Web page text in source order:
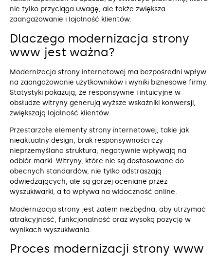
nie tylko przyciąga uwagę, ale także zwiększa
zaangażowanie i lojalność klientów.
Dlaczego modernizacja strony
www jest ważna?
Modernizacja strony internetowej ma bezpośredni wpływ
na zaangażowanie użytkowników i wyniki biznesowe firmy.
Statystyki pokazują, że responsywne i intuicyjne w
obsłudze witryny generują wyższe wskaźniki konwersji,
zwiększają lojalność klientów.
Przestarzałe elementy strony internetowej, takie jak
nieaktualny design, brak responsywności czy
nieprzemyślana struktura, negatywnie wpływają na
odbiór marki. Witryny, które nie są dostosowane do
obecnych standardów, nie tylko odstraszają
odwiedzających, ale są gorzej oceniane przez
wyszukiwarki, a to wpływa na widoczność online.
Modernizacja strony jest zatem niezbędna, aby utrzymać
atrakcyjność, funkcjonalność oraz wysoką pozycję w
wynikach wyszukiwania.
Proces modernizacji strony www